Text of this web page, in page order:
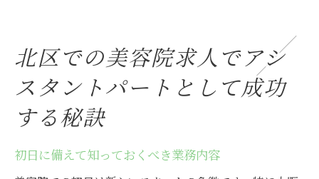
北区での美容院求人でアシ
スタントパートとして成功
する秘訣
初日に備えて知っておくべき業務内容